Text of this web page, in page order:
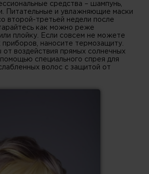
средства – шампунь,
Питательные и увлажняющие маски
второй-третьей недели после
как можно реже
плойку. Если совсем не можете
приборов, наносите термозащиту.
воздействия прямых солнечных
специального спрея для
волос с защитой от